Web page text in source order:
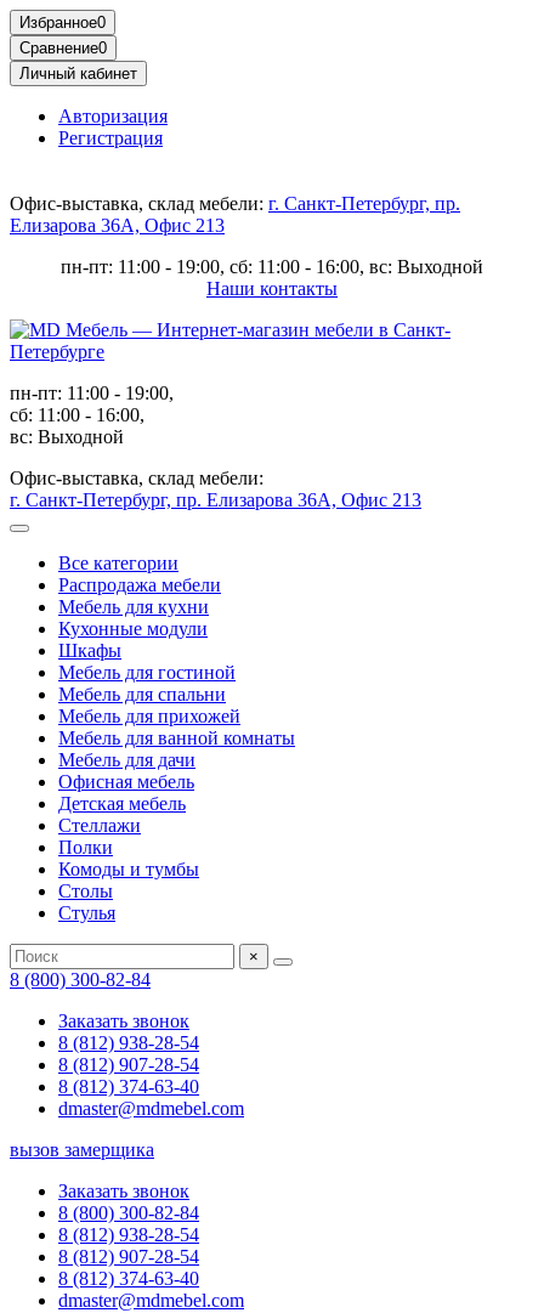
Избранное0
Сравнение0
Личный кабинет
Авторизация
Регистрация
Офис-выставка, склад мебели: г. Санкт-Петербург, пр.
Елизарова 36А, Офис 213
пн-пт: 11:00 - 19:00, сб: 11:00 - 16:00, вс: Выходной
Наши контакты
пн-пт: 11:00 - 19:00,
сб: 11:00 - 16:00,
вс: Выходной
Офис-выставка, склад мебели:
г. Санкт-Петербург, пр. Елизарова 36А, Офис 213
Все категории
Распродажа мебели
Мебель для кухни
Кухонные модули
Шкафы
Мебель для гостиной
Мебель для спальни
Мебель для прихожей
Мебель для ванной комнаты
Мебель для дачи
Офисная мебель
Детская мебель
Стеллажи
Полки
Комоды и тумбы
Столы
Стулья
×
8 (800) 300-82-84
Заказать звонок
8 (812) 938-28-54
8 (812) 907-28-54
8 (812) 374-63-40
dmaster@mdmebel.com
вызов замерщика
Заказать звонок
8 (800) 300-82-84
8 (812) 938-28-54
8 (812) 907-28-54
8 (812) 374-63-40
dmaster@mdmebel.com